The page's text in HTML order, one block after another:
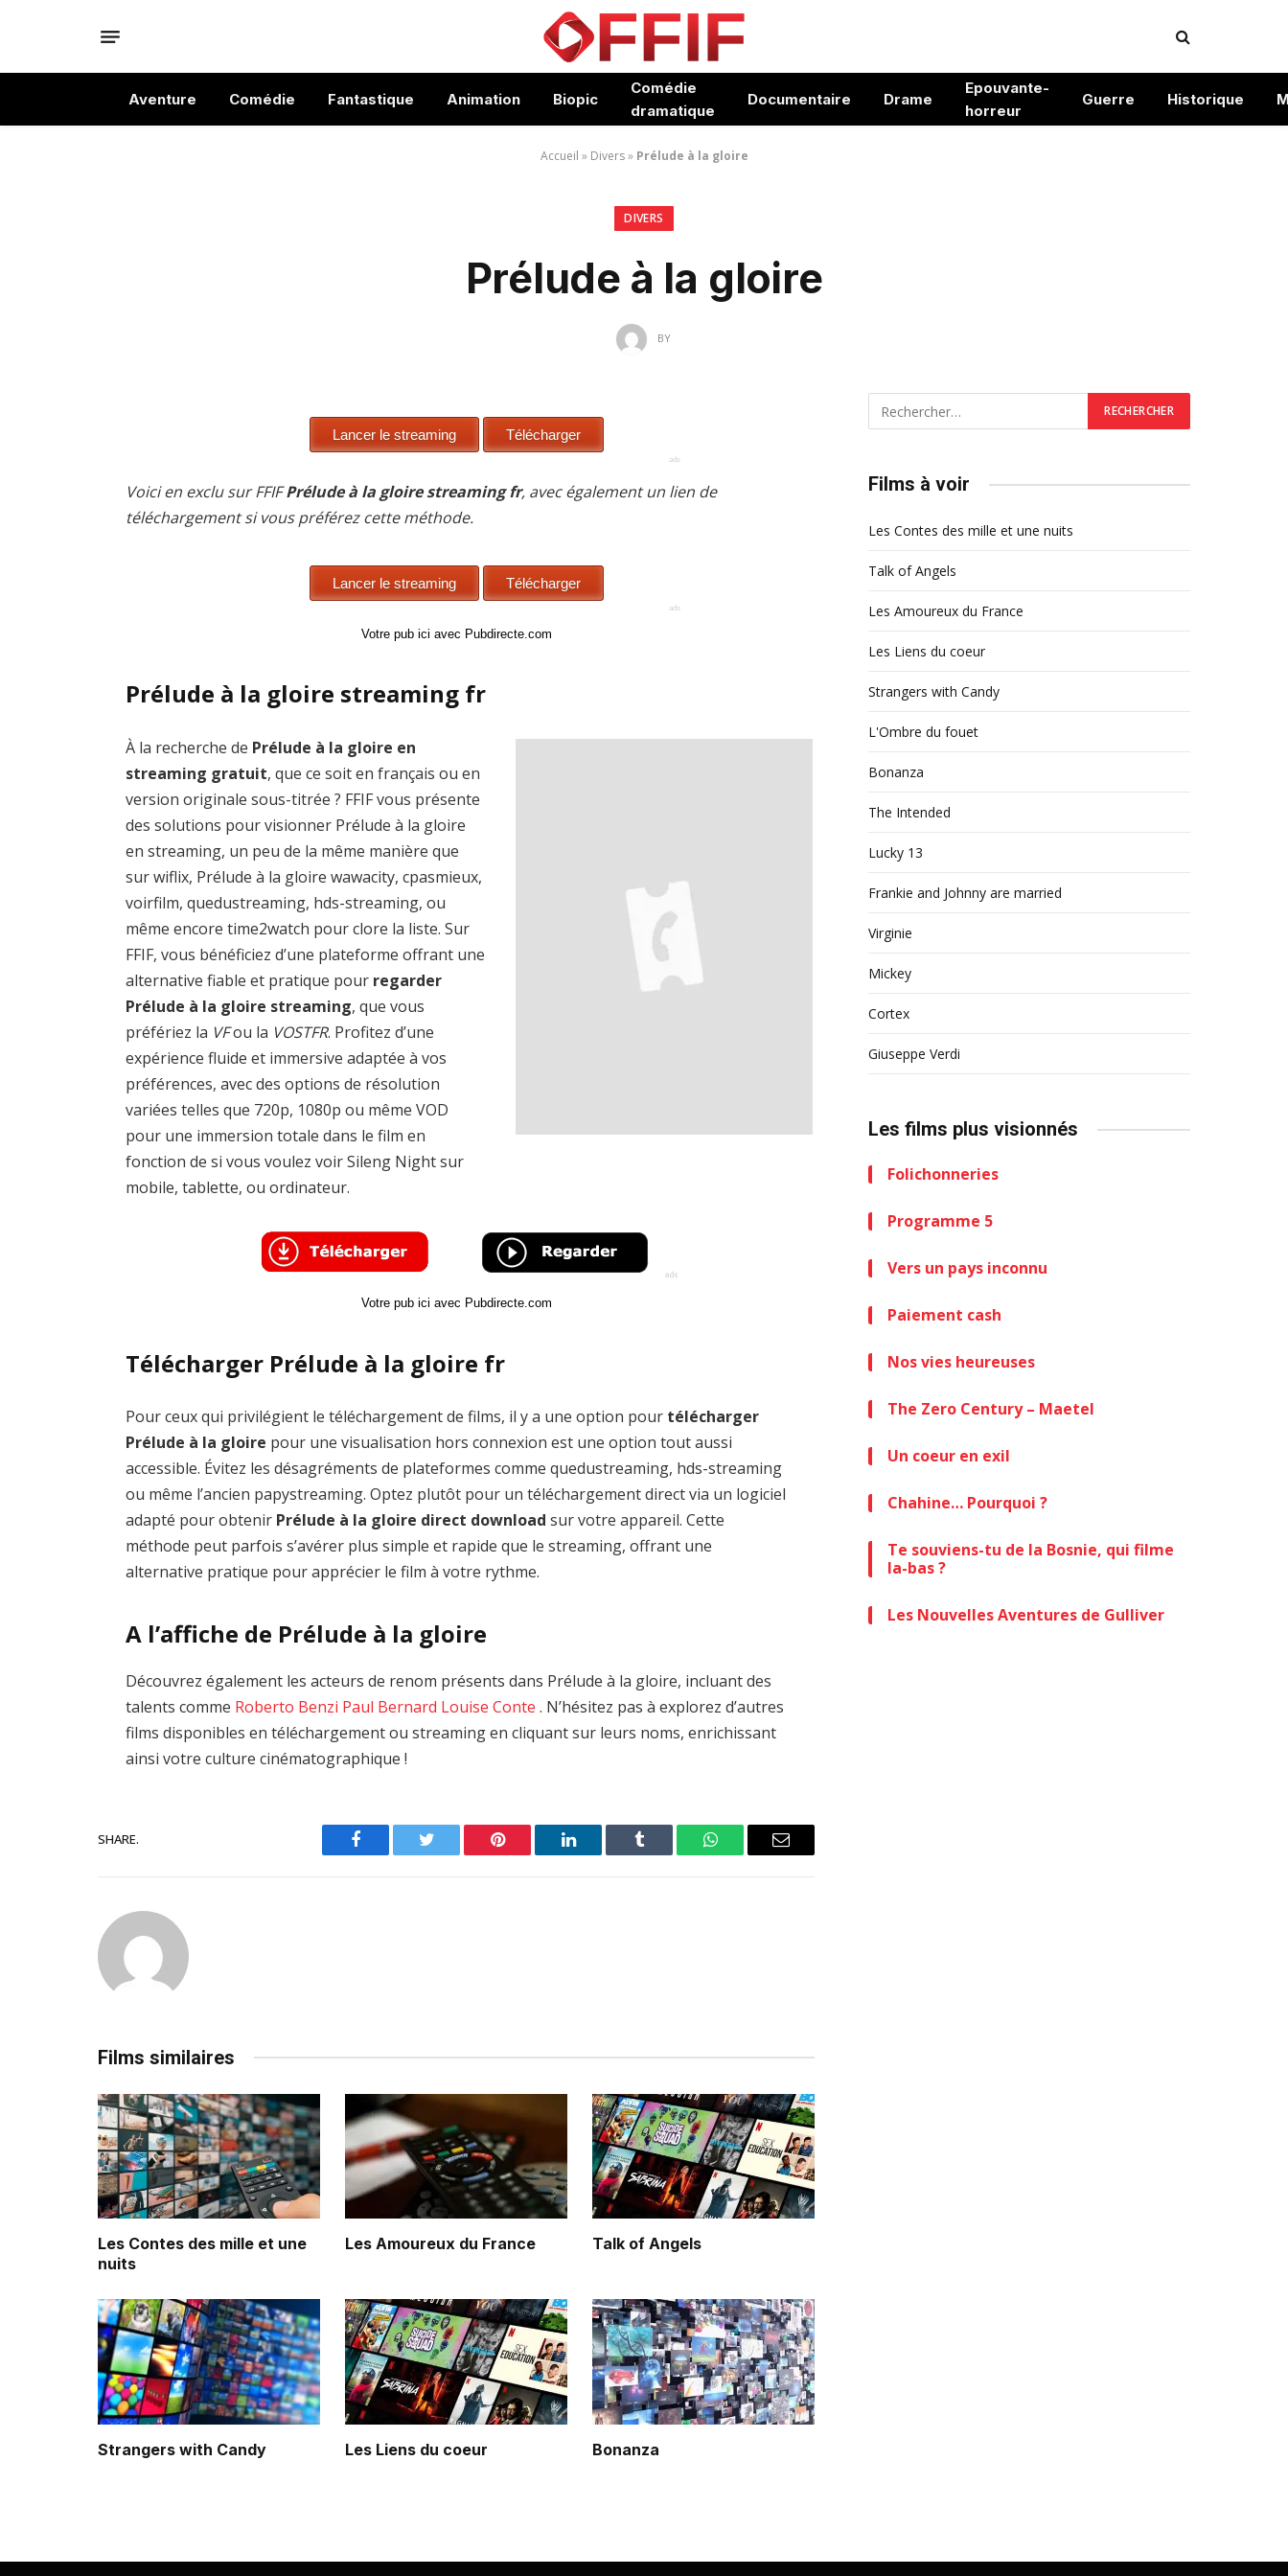
Aventure Comédie Fantastique Animation Biopic
Comédie
dramatique
Documentaire Drame
Epouvante-
horreur
Guerre Historique
Accueil » Divers» Prélude à la gloire
DIVERS
Prélude à la gloire
BY
Voici en exclu sur FFIFPrélude à la gloire streaming fr, avec également un lien de
téléchargement si vous préférez cette méthode.
Votre pub ici avec Pubdirecte.com
Prélude à la gloire streaming fr
À la recherche de Prélude à la gloire en
streaming gratuit, que ce soit en français ou en
version originale sous-titrée ? FFIF vous présente
des solutions pour visionner Prélude à la gloire
en streaming, un peu de la même manière que
sur wiflix, Prélude à la gloire wawacity, cpasmieux,
voirfilm, quedustreaming, hds-streaming, ou
même encore time2watch pour clore la liste. Sur
FFIF, vous bénéficiez d’une plateforme offrant une
alternative fiable et pratique pour regarder
Prélude à la gloire streaming, que vous
préfériez la VFou la VOSTFR. Profitez d’une
expérience fluide et immersive adaptée à vos
préférences, avec des options de résolution
variées telles que 720p, 1080p ou même VOD
pour une immersion totale dans le film en
fonction de si vous voulez voir Sileng Night sur
mobile, tablette, ou ordinateur.
Votre pub ici avec Pubdirecte.com
Télécharger Prélude à la gloire fr
Pour ceux qui privilégient le téléchargement de films, il y a une option pour télécharger
Prélude à la gloire pour une visualisation hors connexion est une option tout aussi
accessible. Évitez les désagréments de plateformes comme quedustreaming, hds-streaming
ou même l’ancien papystreaming. Optez plutôt pour un téléchargement direct via un logiciel
adapté pour obtenir Prélude à la gloire direct download sur votre appareil. Cette
méthode peut parfois s’avérer plus simple et rapide que le streaming, offrant une
alternative pratique pour apprécier le film à votre rythme.
A l’affiche de Prélude à la gloire
Découvrez également les acteurs de renom présents dans Prélude à la gloire, incluant des
talents comme Roberto Benzi Paul Bernard Louise Conte . N’hésitez pas à explorez d’autres
films disponibles en téléchargement ou streaming en cliquant sur leurs noms, enrichissant
ainsi votre culture cinématographique !
SHARE.
Facebook Twitter Pinterest LinkedIn Tumblr WhatsAppEmail
Films similaires
Les Contes des mille et une
nuits
Les Amoureux du France Talk of Angels
Strangers with Candy Les Liens du coeur Bonanza
Films à voir
Les Contes des mille et une nuits
Talk of Angels
Les Amoureux du France
Les Liens du coeur
Strangers with Candy
L'Ombre du fouet
Bonanza
The Intended
Lucky 13
Frankie and Johnny are married
Virginie
Mickey
Cortex
Giuseppe Verdi
Les films plus visionnés
Folichonneries
Programme 5
Vers un pays inconnu
Paiement cash
Nos vies heureuses
The Zero Century – Maetel
Un coeur en exil
Chahine… Pourquoi ?
Te souviens-tu de la Bosnie, qui filme
la-bas ?
Les Nouvelles Aventures de Gulliver